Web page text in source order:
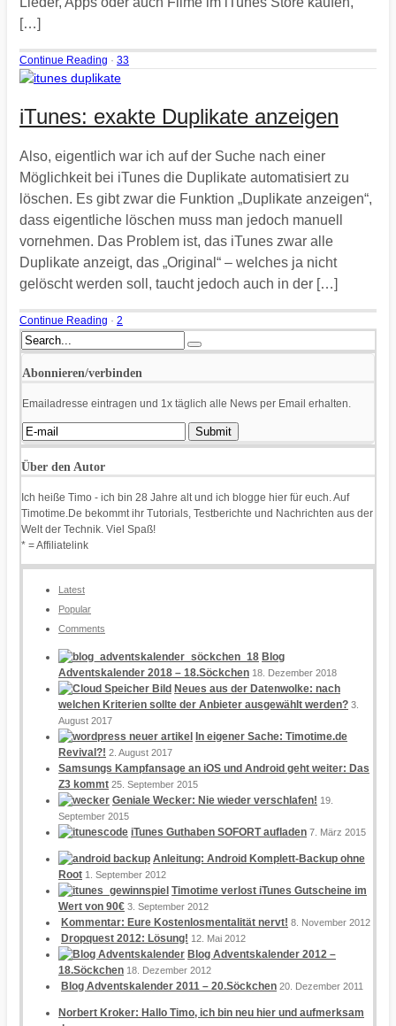
[…]
Continue Reading · 33
iTunes: exakte Duplikate anzeigen
Also, eigentlich war ich auf der Suche nach einer
Möglichkeit bei iTunes die Duplikate automatisiert zu
löschen. Es gibt zwar die Funktion „Duplikate anzeigen“,
dass eigentliche löschen muss man jedoch manuell
vornehmen. Das Problem ist, das iTunes zwar alle
Duplikate anzeigt, das „Original“ – welches ja nicht
gelöscht werden soll, taucht jedoch auch in der […]
Continue Reading · 2
Abonnieren/verbinden
Emailadresse eintragen und 1x täglich alle News per Email erhalten.
Über den Autor
Ich heiße Timo - ich bin 28 Jahre alt und ich blogge hier für euch. Auf
Timotime.De bekommt ihr Tutorials, Testberichte und Nachrichten aus der
Welt der Technik. Viel Spaß!
* = Affiliatelink
Latest
Popular
Comments
Blog
Adventskalender 2018 – 18.Söckchen 18. Dezember 2018
Neues aus der Datenwolke: nach
welchen Kriterien sollte der Anbieter ausgewählt werden? 3.
August 2017
In eigener Sache: Timotime.de
Revival?! 2. August 2017
Samsungs Kampfansage an iOS und Android geht weiter: Das
Z3 kommt 25. September 2015
Geniale Wecker: Nie wieder verschlafen! 19.
September 2015
iTunes Guthaben SOFORT aufladen 7. März 2015
Anleitung: Android Komplett-Backup ohne
Root 1. September 2012
Timotime verlost iTunes Gutscheine im
Wert von 90€ 3. September 2012
Kommentar: Eure Kostenlosmentalität nervt! 8. November 2012
Dropquest 2012: Lösung! 12. Mai 2012
Blog Adventskalender 2012 –
18.Söckchen 18. Dezember 2012
Blog Adventskalender 2011 – 20.Söckchen 20. Dezember 2011
Norbert Kroker: Hallo Timo, ich bin neu hier und aufmerksam